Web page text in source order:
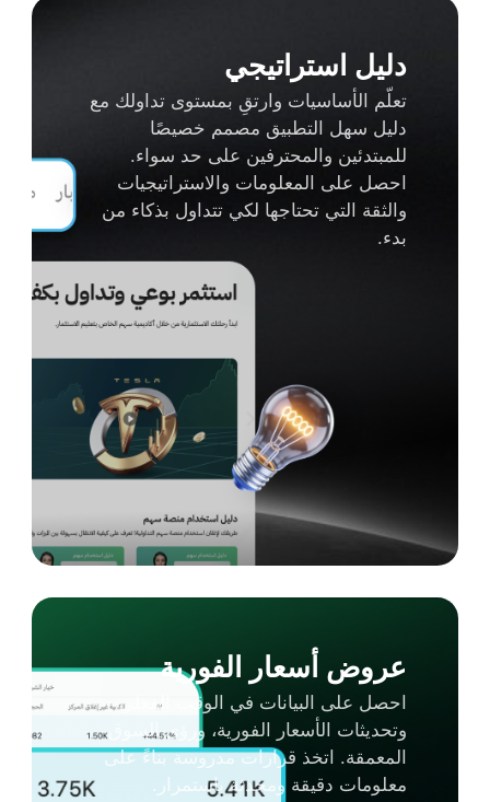
دليل استراتيجي
تعلّم الأساسيات وارتقِ بمستوى تداولك مع
دليل سهل التطبيق مصمم خصيصًا
للمبتدئين والمحترفين على حد سواء.
احصل على المعلومات والاستراتيجيات
والثقة التي تحتاجها لكي تتداول بذكاء من
بدء.
عروض أسعار الفورية
احصل على البيانات في الوقت الفعلي،
وتحديثات الأسعار الفورية، ورؤى السوق
المعمقة. اتخذ قرارات مدروسة بناءً على
معلومات دقيقة ومحدثة باستمرار.